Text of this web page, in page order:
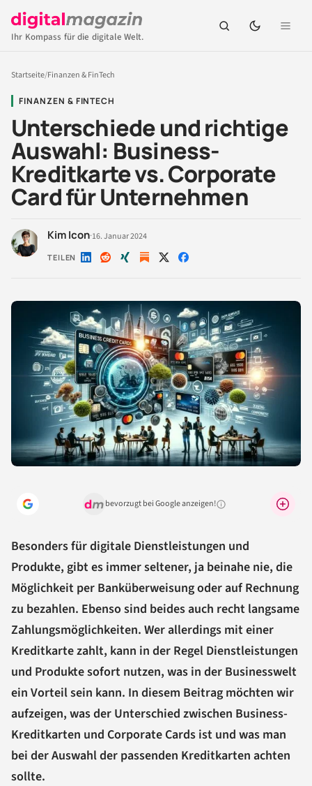
Ihr Kompass für die digitale Welt.
Startseite/Finanzen & FinTech
FINANZEN & FINTECH
Unterschiede und richtige
Auswahl: Business-
Kreditkarte vs. Corporate
Card für Unternehmen
Kim Icon·16. Januar 2024
TEILEN Auf Auf Auf Auf Auf
bevorzugt bei Google anzeigen!Warum lohnt sich das?
Besonders für digitale Dienstleistungen und
Produkte, gibt es immer seltener, ja beinahe nie, die
Möglichkeit per Banküberweisung oder auf Rechnung
zu bezahlen. Ebenso sind beides auch recht langsame
Zahlungsmöglichkeiten. Wer allerdings mit einer
Kreditkarte zahlt, kann in der Regel Dienstleistungen
und Produkte sofort nutzen, was in der Businesswelt
ein Vorteil sein kann. In diesem Beitrag möchten wir
aufzeigen, was der Unterschied zwischen Business-
Kreditkarten und Corporate Cards ist und was man
bei der Auswahl der passenden Kreditkarten achten
sollte.